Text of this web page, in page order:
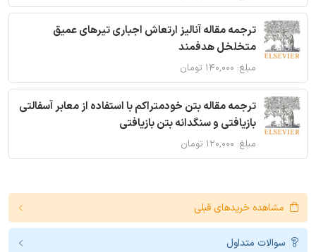
ترجمه مقاله آنالیز ارتعاش اجباری تیرهای عمیق
متخلخل هدفمند
مبلغ: ۱۴۰,۰۰۰ تومان
ترجمه مقاله بتن خودمتراکم با استفاده از معابر آسفالتی
بازیافتی و سنگدانه بتن بازیافتی
مبلغ: ۱۲۰,۰۰۰ تومان
مشاهده خریدهای قبلی
سوالات متداول